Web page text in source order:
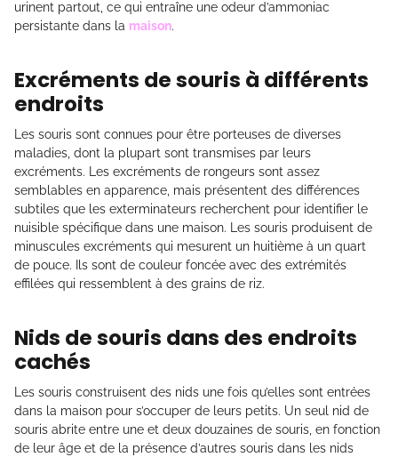
urinent partout, ce qui entraîne une odeur d’ammoniac
persistante dans la maison.
Excréments de souris à différents
endroits
Les souris sont connues pour être porteuses de diverses
maladies, dont la plupart sont transmises par leurs
excréments. Les excréments de rongeurs sont assez
semblables en apparence, mais présentent des différences
subtiles que les exterminateurs recherchent pour identifier le
nuisible spécifique dans une maison. Les souris produisent de
minuscules excréments qui mesurent un huitième à un quart
de pouce. Ils sont de couleur foncée avec des extrémités
effilées qui ressemblent à des grains de riz.
Nids de souris dans des endroits
cachés
Les souris construisent des nids une fois qu’elles sont entrées
dans la maison pour s’occuper de leurs petits. Un seul nid de
souris abrite entre une et deux douzaines de souris, en fonction
de leur âge et de la présence d’autres souris dans les nids